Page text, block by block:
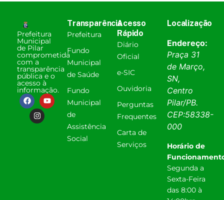
Prefeitura
Municipal
de Pilar
comprometida
com a
transparência
pública e o
acesso à
informação.
Transparência
Prefeitura
Fundo
Municipal
de Saúde
Fundo
Municipal
de
Assistência
Social
Acesso
Rápido
Diário
Oficial
e-SIC
Ouvidoria
Perguntas
Frequentes
Carta de
Serviços
Localização
Endereço:
Praça 31
de Março,
SN,
Centro
Pilar/PB.
CEP:58338-
000
Horário de
Segunda a
Sexta-Feira
das 8:00 à